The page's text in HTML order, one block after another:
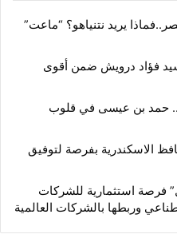
يريد نتنياهو؟ “ماعت”
فؤاد درويش ضمن أقوى
حمد بن عيسى في قلوب
محافظ الاسكندرية بفرصة لتوفيق
فرصة استثمارية للشركات
وربطها بالشركات العالمية